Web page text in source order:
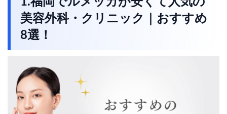
美容外科・クリニック｜おすすめ
8選！